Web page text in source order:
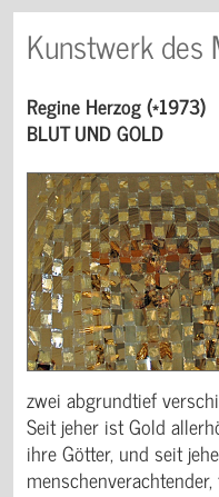
Kunstwerk
Regine Herzog (*1973)
BLUT UND GOLD
zwei abgrundtief
Seit jeher ist Gold
ihre Götter, und seit